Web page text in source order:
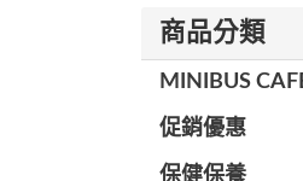
商品分類
MINIBUS
促銷優惠
保健保養